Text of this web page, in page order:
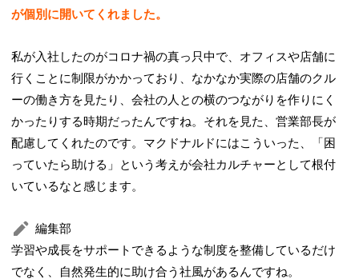
が個別に開いてくれました。
私が入社したのがコロナ禍の真っ只中で、オフィスや店舗に
行くことに制限がかかっており、なかなか実際の店舗のクル
ーの働き方を見たり、会社の人との横のつながりを作りにく
かったりする時期だったんですね。それを見た、営業部長が
配慮してくれたのです。マクドナルドにはこういった、「困
っていたら助ける」という考えが会社カルチャーとして根付
いているなと感じます。
編集部
学習や成長をサポートできるような制度を整備しているだけ
でなく、自然発生的に助け合う社風があるんですね。